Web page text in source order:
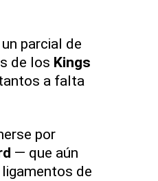
parcial de
de los Kings
a falta
por
— que aún
de